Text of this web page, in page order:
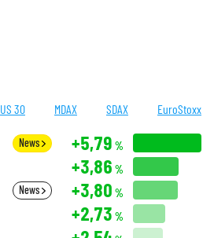
US 30 MDAX SDAX EuroStoxx
News +5,79 %
+3,86 %
News +3,80 %
+2,73 %